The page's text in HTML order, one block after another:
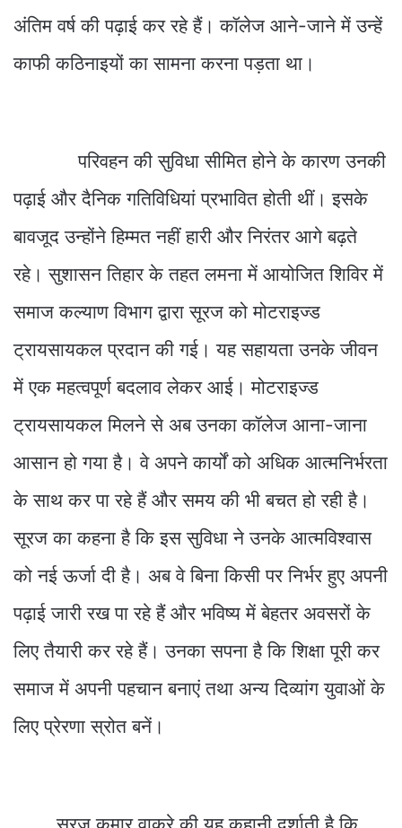
अंतिम वर्ष की पढ़ाई कर रहे हैं। कॉलेज आने-जाने में उन्हें
काफी कठिनाइयों का सामना करना पड़ता था।
परिवहन की सुविधा सीमित होने के कारण उनकी
पढ़ाई और दैनिक गतिविधियां प्रभावित होती थीं। इसके
बावजूद उन्होंने हिम्मत नहीं हारी और निरंतर आगे बढ़ते
रहे। सुशासन तिहार के तहत लमना में आयोजित शिविर में
समाज कल्याण विभाग द्वारा सूरज को मोटराइज्ड
ट्रायसायकल प्रदान की गई। यह सहायता उनके जीवन
में एक महत्वपूर्ण बदलाव लेकर आई। मोटराइज्ड
ट्रायसायकल मिलने से अब उनका कॉलेज आना-जाना
आसान हो गया है। वे अपने कार्यों को अधिक आत्मनिर्भरता
के साथ कर पा रहे हैं और समय की भी बचत हो रही है।
सूरज का कहना है कि इस सुविधा ने उनके आत्मविश्वास
को नई ऊर्जा दी है। अब वे बिना किसी पर निर्भर हुए अपनी
पढ़ाई जारी रख पा रहे हैं और भविष्य में बेहतर अवसरों के
लिए तैयारी कर रहे हैं। उनका सपना है कि शिक्षा पूरी कर
समाज में अपनी पहचान बनाएं तथा अन्य दिव्यांग युवाओं के
लिए प्रेरणा स्रोत बनें।